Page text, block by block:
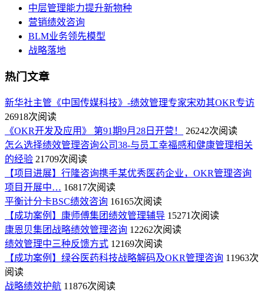
中层管理能力提升新物种
营销绩效咨询
BLM业务领先模型
战略落地
热门文章
新华社主管《中国传媒科技》-绩效管理专家宋劝其OKR专访
26918次阅读
《OKR开发及应用》 第91期9月28日开营！
26242次阅读
怎么选择绩效管理咨询公司38-与员工幸福感和健康管理相关
的经验 21709次阅读
【项目进展】行隆咨询携手某优秀医药企业，OKR管理咨询
项目开展中… 16817次阅读
平衡计分卡BSC绩效咨询 16165次阅读
【成功案例】康师傅集团绩效管理辅导 15271次阅读
康恩贝集团战略绩效管理咨询 12262次阅读
绩效管理中三种反馈方式 12169次阅读
【成功案例】绿谷医药科技战略解码及OKR管理咨询 11963次
阅读
战略绩效护航 11876次阅读